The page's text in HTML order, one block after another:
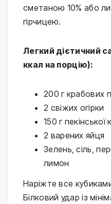
сметаною 10% або
гірчицею.
Легкий дієтичний
ккал на порцію):
200 г крабових
2 свіжих огірки
150 г пекінської
2 варених яйця
Зелень, сіль,
лимон
Наріжте все
Білковий удар із